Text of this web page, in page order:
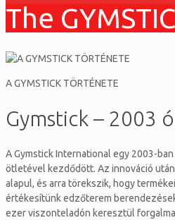
The
A GYMSTICK TÖRTÉNETE
Gymstick – 2003
A Gymstick International egy 2003-
ötletével kezdődött. Az innováció
alapul, és arra törekszik, hogy
értékesítünk edzőterem
ezer viszonteladón keresztül